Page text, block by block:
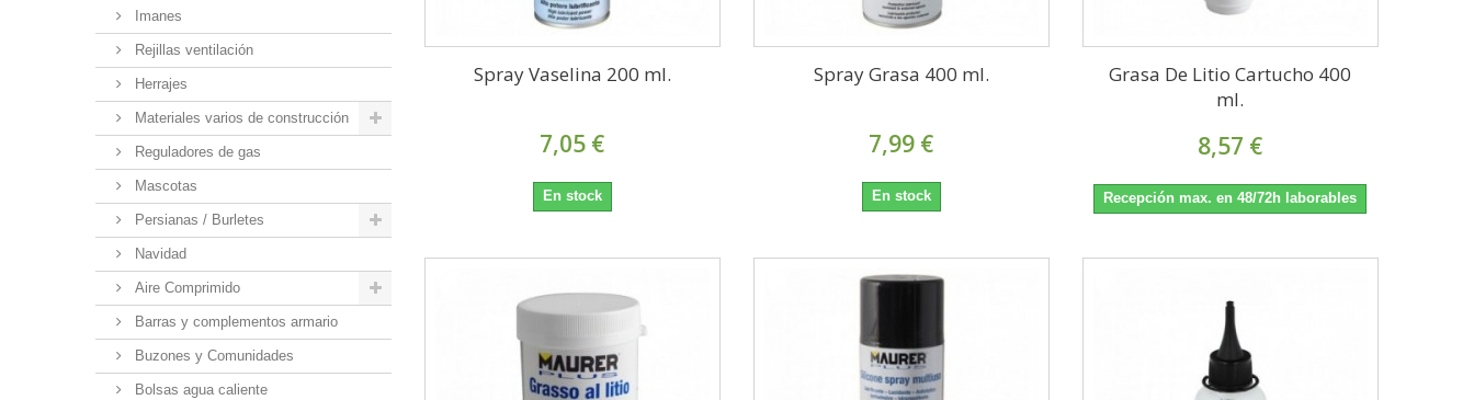
Imanes
Rejillas ventilación
Herrajes
Materiales varios de construcción
Reguladores de gas
Mascotas
Persianas / Burletes
Navidad
Aire Comprimido
Barras y complementos armario
Buzones y Comunidades
Bolsas agua caliente
Spray Vaselina 200 ml.
7,05 €
En stock
Spray Grasa 400 ml.
7,99 €
En stock
Grasa De Litio Cartucho 400
ml.
8,57 €
Recepción max. en 48/72h laborables